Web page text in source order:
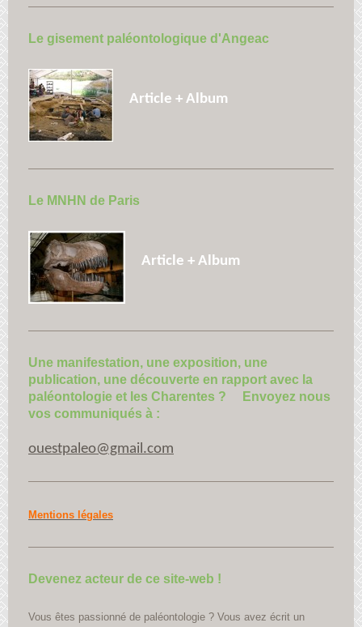
Le gisement paléontologique d'Angeac
Article + Album
Le MNHN de Paris
Article + Album
Une manifestation, une exposition, une
publication, une découverte en rapport avec la
paléontologie et les Charentes ? Envoyez nous
vos communiqués à :
ouestpaleo@gmail.com
Mentions légales
Devenez acteur de ce site-web !
Vous êtes passionné de paléontologie ? Vous avez écrit un